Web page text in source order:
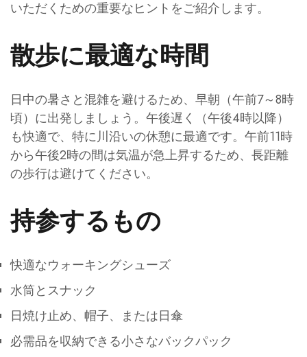
いただくための重要なヒントをご紹介します。
散歩に最適な時間
日中の暑さと混雑を避けるため、早朝（午前7～8時
頃）に出発しましょう。午後遅く（午後4時以降）
も快適で、特に川沿いの休憩に最適です。午前11時
から午後2時の間は気温が急上昇するため、長距離
の歩行は避けてください。
持参するもの
快適なウォーキングシューズ
水筒とスナック
日焼け止め、帽子、または日傘
必需品を収納できる小さなバックパック